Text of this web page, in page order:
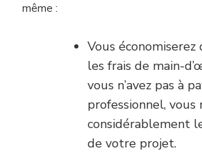
même :
Vous économiserez
les frais de main-
vous n’avez pas à
professionnel, vous
considérablement
de votre projet.